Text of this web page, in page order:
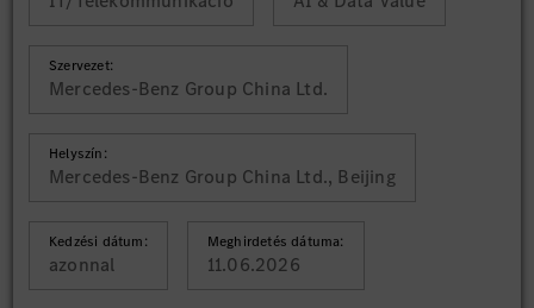
Szervezet:
Mercedes-Benz Group China Ltd.
Helyszín:
Mercedes-Benz Group China Ltd., Beijing
Kedzési dátum:
azonnal
Meghirdetés dátuma:
11.06.2026